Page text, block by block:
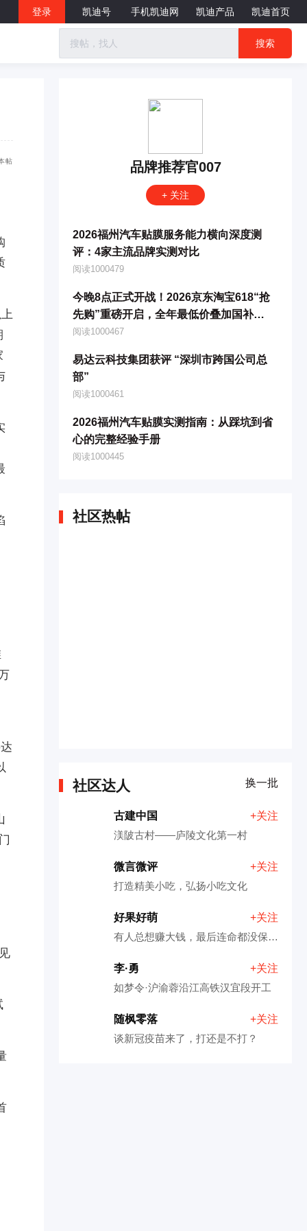
登录 凯迪号 手机凯迪网 凯迪产品 凯迪首页
搜索
帖 品牌推荐官007
+ 关注
2026福州汽车贴膜服务能力横向深度测
评：4家主流品牌实测对比
阅读1000479
今晚8点正式开战！2026京东淘宝618“抢
先购”重磅开启，全年最低价叠加国补红
包，终极抄底攻略速码！
阅读1000467
易达云科技集团获评 “深圳市跨国公司总
部”
阅读1000461
2026福州汽车贴膜实测指南：从踩坑到省
心的完整经验手册
阅读1000445
社区热帖
社区达人 换一批
古建中国
+关注
渼陂古村——庐陵文化第一村
微言微评
+关注
打造精美小吃，弘扬小吃文化
好果好萌
+关注
有人总想赚大钱，最后连命都没保住！
李·勇
+关注
如梦令·沪渝蓉沿江高铁汉宜段开工
随枫零落
+关注
谈新冠疫苗来了，打还是不打？